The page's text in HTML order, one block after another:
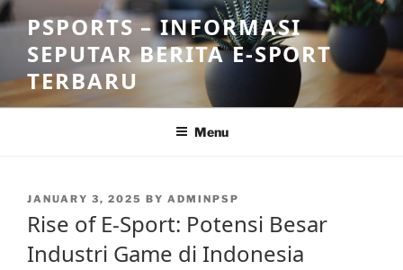
Skip
to
content
PSPORTS – INFORMASI
SEPUTAR BERITA E-SPORT
TERBARU
Menu
POSTED
ON
JANUARY 3, 2025 BY ADMINPSP
Rise of E-Sport: Potensi Besar
Industri Game di Indonesia